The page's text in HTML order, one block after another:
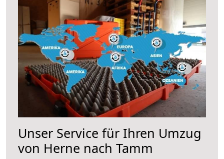
Unser Service für Ihren Umzug
von Herne nach Tamm